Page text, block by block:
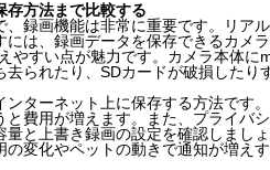
存方法まで比較する
、録画機能は非常に重要です。リア
は、録画データを保存できるカメ
やすい点が魅力です。カメラ本体
去られたり、SDカードが破損した
ンターネット上に保存する方法です
費用が増えます。また、プライバ
と上書き録画の設定を確認しまし
変化やペットの動きで通知が増え